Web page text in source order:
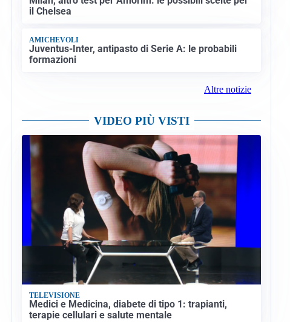
il Chelsea
AMICHEVOLI
Juventus-Inter, antipasto di Serie A: le probabili
formazioni
Altre notizie
VIDEO PIÙ VISTI
TELEVISIONE
Medici e Medicina, diabete di tipo 1: trapianti,
terapie cellulari e salute mentale